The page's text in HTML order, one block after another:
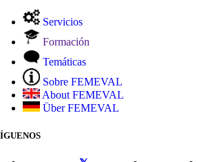
Servicios
Formación
Temáticas
Sobre FEMEVAL
About FEMEVAL
Über FEMEVAL